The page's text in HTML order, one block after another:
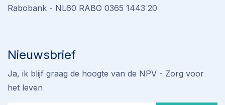
Rabobank - NL60 RABO 0365 1443 20
Nieuwsbrief
Ja, ik blijf graag de hoogte van de NPV - Zorg voor
het leven